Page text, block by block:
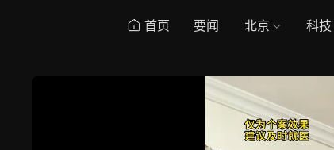
首页 要闻 北京 科技